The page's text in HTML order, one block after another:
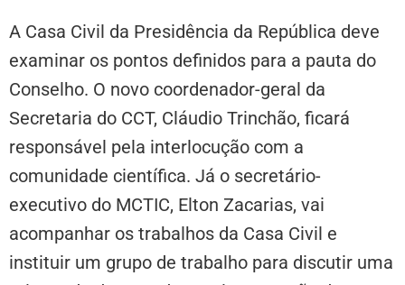
A Casa Civil da Presidência da República deve
examinar os pontos definidos para a pauta do
Conselho. O novo coordenador-geral da
Secretaria do CCT, Cláudio Trinchão, ficará
responsável pela interlocução com a
comunidade científica. Já o secretário-
executivo do MCTIC, Elton Zacarias, vai
acompanhar os trabalhos da Casa Civil e
instituir um grupo de trabalho para discutir uma